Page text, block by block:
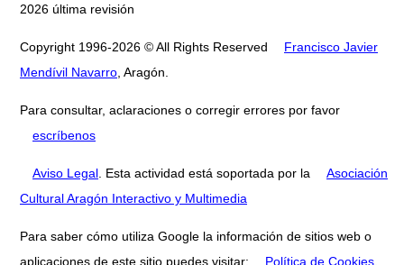
2026 última revisión
Copyright 1996-2026 © All Rights Reserved
Francisco Javier
Mendívil Navarro , Aragón.
Para consultar, aclaraciones o corregir errores por favor
escríbenos
Aviso Legal . Esta actividad está soportada por la
Asociación
Cultural Aragón Interactivo y Multimedia
Para saber cómo utiliza Google la información de sitios web o
aplicaciones de este sitio puedes visitar:
Política de Cookies